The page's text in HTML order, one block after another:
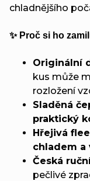
chladnějšího
✨ Proč si ho
Originální
kus může
rozložení
Sladěná
praktický
Hřejivá
chladem a
Česká
pečlivé